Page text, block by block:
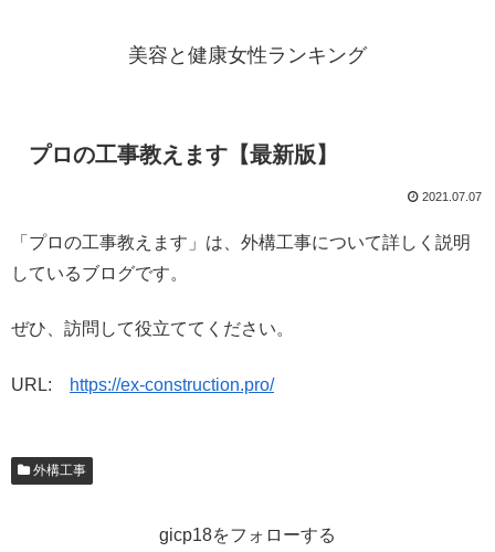
美容と健康女性ランキング
プロの工事教えます【最新版】
2021.07.07
「プロの工事教えます」は、外構工事について詳しく説明
しているブログです。
ぜひ、訪問して役立ててください。
URL: https://ex-construction.pro/
外構工事
gicp18をフォローする